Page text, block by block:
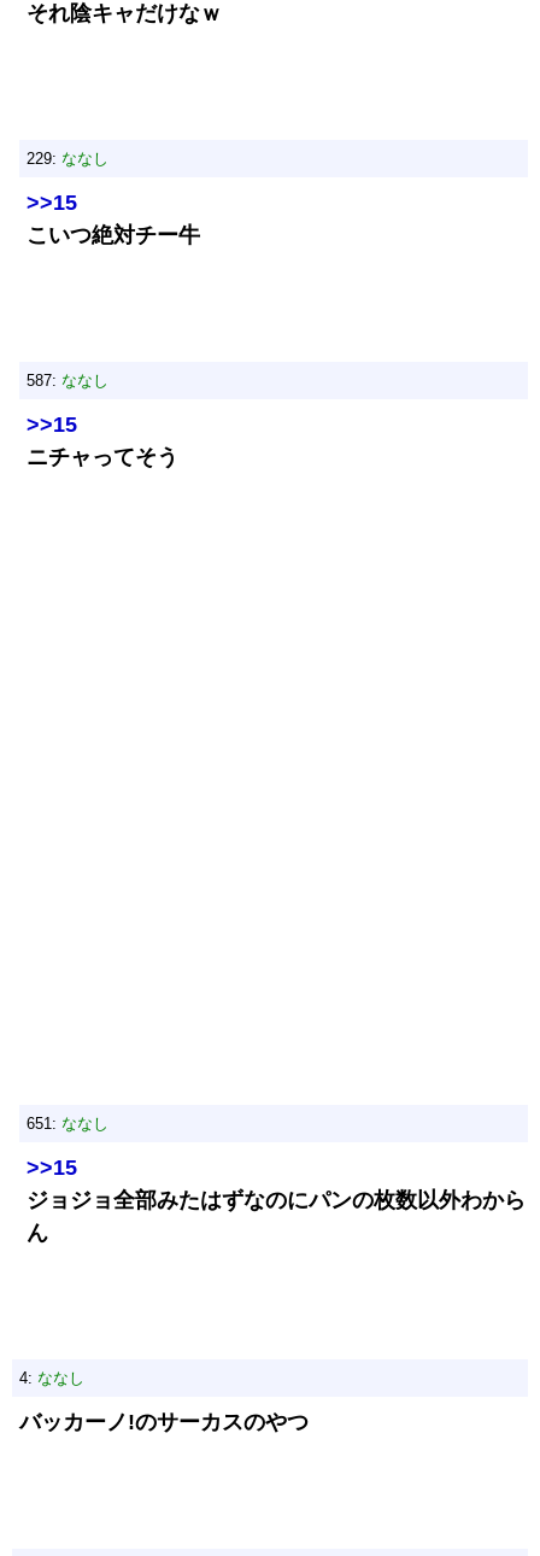
それ陰キャだけなｗ
229: ななし
>>15
こいつ絶対チー牛
587: ななし
>>15
ニチャってそう
651: ななし
>>15
ジョジョ全部みたはずなのにパンの枚数以外わから
ん
4: ななし
バッカーノ!のサーカスのやつ